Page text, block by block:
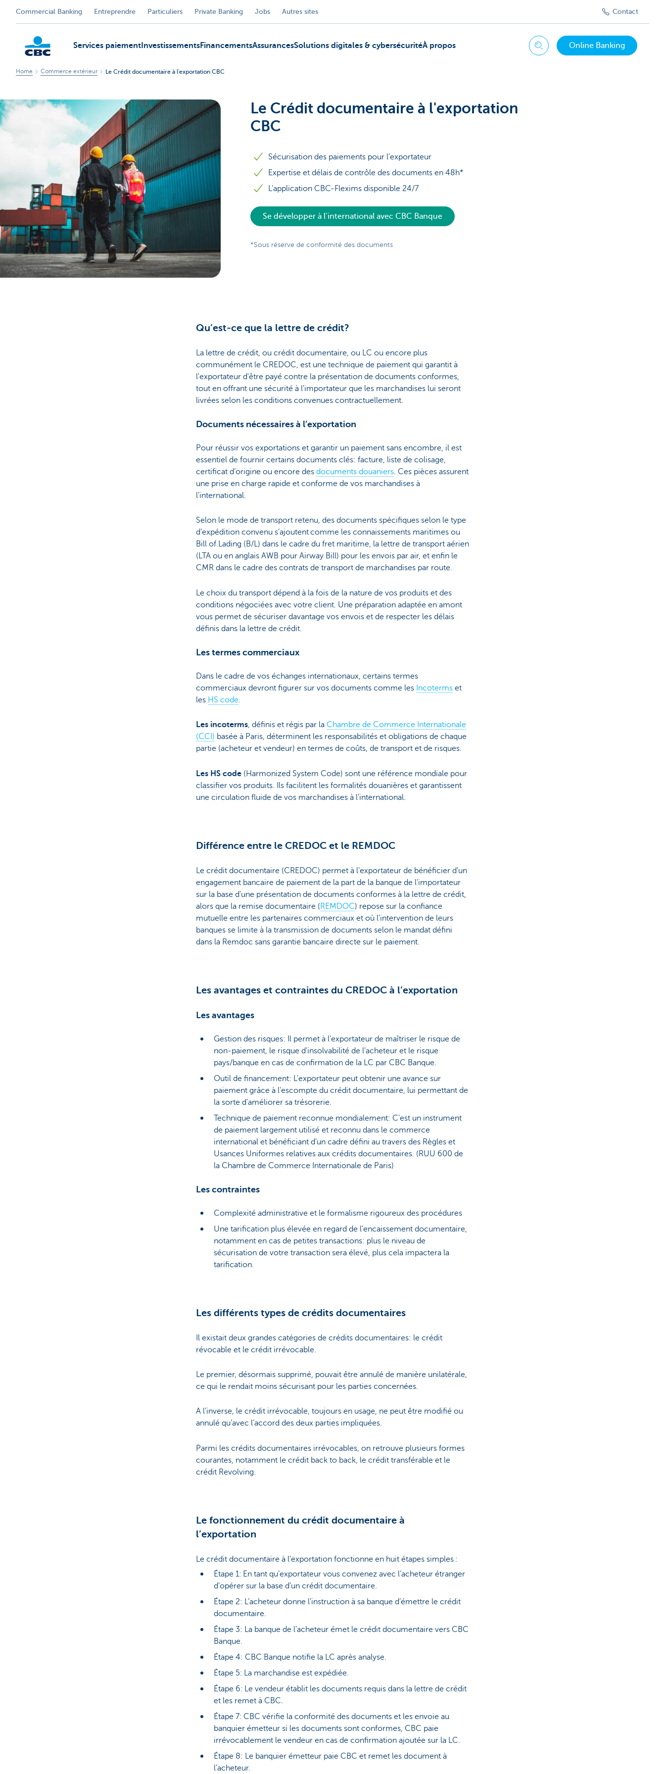
Commercial Banking Entreprendre Particuliers Private Banking Jobs Autres sites Contact
KBC
Corporate
Services paiement InvestissementsFinancementsAssurancesSolutions digitales & cybersécuritéÀ propos ChercherOnline Banking
Home Commerce extérieur Le Crédit documentaire à l'exportation CBC
Le Crédit documentaire à l'exportation
CBC
Sécurisation des paiements pour l’exportateur
Expertise et délais de contrôle des documents en 48h*
L’application CBC-Flexims disponible 24/7
Se développer à l’international avec CBC Banque
*Sous réserve de conformité des documents
Qu’est-ce que la lettre de crédit?
La lettre de crédit, ou crédit documentaire, ou LC ou encore plus
communément le CREDOC, est une technique de paiement qui garantit à
l'exportateur d'être payé contre la présentation de documents conformes,
tout en offrant une sécurité à l'importateur que les marchandises lui seront
livrées selon les conditions convenues contractuellement.
Documents nécessaires à l’exportation
Pour réussir vos exportations et garantir un paiement sans encombre, il est
essentiel de fournir certains documents clés: facture, liste de colisage,
certificat d’origine ou encore des documents douaniers. Ces pièces assurent
une prise en charge rapide et conforme de vos marchandises à
l’international.
Selon le mode de transport retenu, des documents spécifiques selon le type
d’expédition convenu s’ajoutent comme les connaissements maritimes ou
Bill of Lading (B/L) dans le cadre du fret maritime, la lettre de transport aérien
(LTA ou en anglais AWB pour Airway Bill) pour les envois par air, et enfin le
CMR dans le cadre des contrats de transport de marchandises par route.
Le choix du transport dépend à la fois de la nature de vos produits et des
conditions négociées avec votre client. Une préparation adaptée en amont
vous permet de sécuriser davantage vos envois et de respecter les délais
définis dans la lettre de crédit.
Les termes commerciaux
Dans le cadre de vos échanges internationaux, certains termes
commerciaux devront figurer sur vos documents comme les Incotermset
les HS code.
Les incoterms, définis et régis par la Chambre de Commerce Internationale
(CCI) basée à Paris, déterminent les responsabilités et obligations de chaque
partie (acheteur et vendeur) en termes de coûts, de transport et de risques.
Les HS code(Harmonized System Code) sont une référence mondiale pour
classifier vos produits. Ils facilitent les formalités douanières et garantissent
une circulation fluide de vos marchandises à l’international.
Différence entre le CREDOC et le REMDOC
Le crédit documentaire (CREDOC) permet à l'exportateur de bénéficier d'un
engagement bancaire de paiement de la part de la banque de l'importateur
sur la base d'une présentation de documents conformes à la lettre de crédit,
alors que la remise documentaire (REMDOC) repose sur la confiance
mutuelle entre les partenaires commerciaux et où l'intervention de leurs
banques se limite à la transmission de documents selon le mandat défini
dans la Remdoc sans garantie bancaire directe sur le paiement.
Les avantages et contraintes du CREDOC à l’exportation
Les avantages
Gestion des risques: Il permet à l'exportateur de maîtriser le risque de
non-paiement, le risque d'insolvabilité de l'acheteur et le risque
pays/banque en cas de confirmation de la LC par CBC Banque.
Outil de financement: L'exportateur peut obtenir une avance sur
paiement grâce à l'escompte du crédit documentaire, lui permettant de
la sorte d'améliorer sa trésorerie.
Technique de paiement reconnue mondialement: C'est un instrument
de paiement largement utilisé et reconnu dans le commerce
international et bénéficiant d'un cadre défini au travers des Règles et
Usances Uniformes relatives aux crédits documentaires. (RUU 600 de
la Chambre de Commerce Internationale de Paris)
Les contraintes
Complexité administrative et le formalisme rigoureux des procédures
Une tarification plus élevée en regard de l'encaissement documentaire,
notamment en cas de petites transactions: plus le niveau de
sécurisation de votre transaction sera élevé, plus cela impactera la
tarification.
Les différents types de crédits documentaires
Il existait deux grandes catégories de crédits documentaires: le crédit
révocable et le crédit irrévocable.
Le premier, désormais supprimé, pouvait être annulé de manière unilatérale,
ce qui le rendait moins sécurisant pour les parties concernées.
A l’inverse, le crédit irrévocable, toujours en usage, ne peut être modifié ou
annulé qu’avec l’accord des deux parties impliquées.
Parmi les crédits documentaires irrévocables, on retrouve plusieurs formes
courantes, notamment le crédit back to back, le crédit transférable et le
crédit Revolving.
Le fonctionnement du crédit documentaire à
l’exportation
Le crédit documentaire à l’exportation fonctionne en huit étapes simples :
Étape 1: En tant qu’exportateur vous convenez avec l’acheteur étranger
d’opérer sur la base d’un crédit documentaire.
Étape 2: L’acheteur donne l’instruction à sa banque d’émettre le crédit
documentaire.
Étape 3: La banque de l’acheteur émet le crédit documentaire vers CBC
Banque.
Étape 4: CBC Banque notifie la LC après analyse.
Étape 5: La marchandise est expédiée.
Étape 6: Le vendeur établit les documents requis dans la lettre de crédit
et les remet à CBC.
Étape 7: CBC vérifie la conformité des documents et les envoie au
banquier émetteur si les documents sont conformes, CBC paie
irrévocablement le vendeur en cas de confirmation ajoutée sur la LC.
Étape 8: Le banquier émetteur paie CBC et remet les document à
l’acheteur.